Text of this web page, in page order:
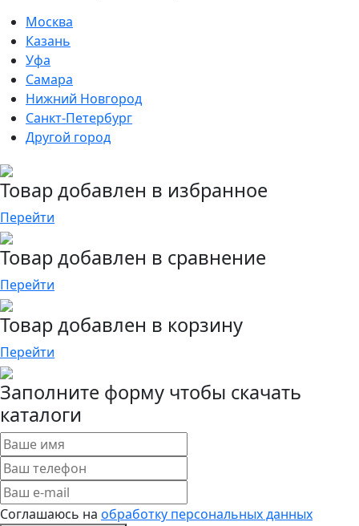
Москва
Казань
Уфа
Самара
Нижний Новгород
Санкт-Петербург
Другой город
Товар добавлен в избранное
Перейти
Товар добавлен в сравнение
Перейти
Товар добавлен в корзину
Перейти
Заполните форму чтобы скачать
каталоги
Соглашаюсь на обработку персональных данных